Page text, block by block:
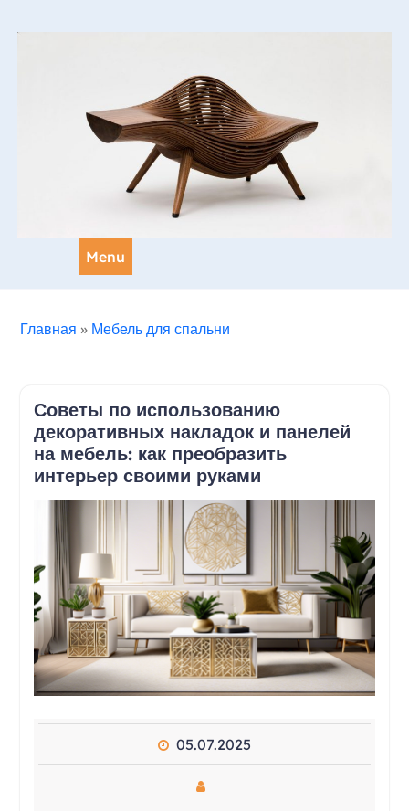
Menu
Главная » Мебель для спальни
Советы по использованию
декоративных накладок и панелей
на мебель: как преобразить
интерьер своими руками
05.07.2025